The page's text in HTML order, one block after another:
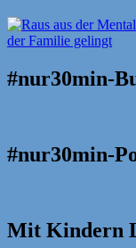
#nur30min-
#nur30min-
Mit Kindern